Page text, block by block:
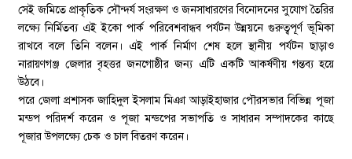
সেই জমিতে প্রাকৃতিক সৌন্দর্য সংরক্ষণ ও জনসাধারণের বিনোদনের সুযোগ তৈরির
লক্ষ্যে নির্মিতব্য এই ইকো পার্ক পরিবেশবান্ধব পর্যটন উন্নয়নে গুরুত্বপূর্ণ ভূমিকা
রাখবে বলে তিনি বলেন। এই পার্ক নির্মাণ শেষ হলে স্থানীয় পর্যটন ছাড়াও
নারায়ণগঞ্জ জেলার বৃহত্তর জনগোষ্ঠীর জন্য এটি একটি আকর্ষণীয় গন্তব্য হয়ে
উঠবে।
পরে জেলা প্রশাসক জাহিদুল ইসলাম মিঞা আড়াইহাজার পৌরসভার বিভিন্ন পূজা
মন্ডপ পরিদর্শ করেন ও পূজা মন্ডপের সভাপতি ও সাধারন সম্পাদকের কাছে
পূজার উপলক্ষ্যে চেক ও চাল বিতরণ করেন।